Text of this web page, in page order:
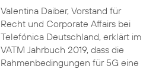
Valentina Daiber, Vorstand für
Recht und Corporate Affairs bei
Telefónica Deutschland, erklärt im
VATM Jahrbuch 2019, dass die
Rahmenbedingungen für 5G eine